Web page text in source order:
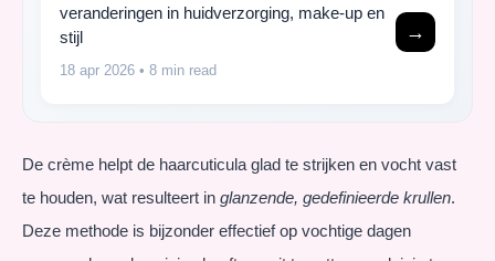
veranderingen in huidverzorging, make-up en
stijl
18 apr 2026 • 8 min read
→
De crème helpt de haarcuticula glad te strijken en vocht vast
te houden, wat resulteert in glanzende, gedefinieerde krullen.
Deze methode is bijzonder effectief op vochtige dagen